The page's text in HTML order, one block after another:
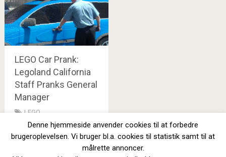
LEGO Car Prank:
Legoland California
Staff Pranks General
Manager
LEGO
Denne hjemmeside anvender cookies til at forbedre
brugeroplevelsen. Vi bruger bl.a. cookies til statistik samt til at
målrette annoncer.